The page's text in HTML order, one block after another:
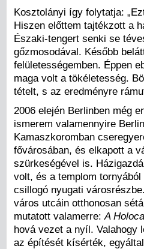
Kosztolányi így folytatja:
Hiszen előttem tajtékzott a
Északi-tengert senki se
gőzmosodával. Később
felületességemben. Éppen
maga volt a tökéletesség.
tételt, s az eredményre
2006 elején Berlinben még
ismerem valamennyire
Kamaszkoromban
fővárosában, és elkapott a
szürkeségével is.
volt, és a templom
csillogó nyugati
város utcáin otthonosan
mutatott valamerre: A
hová vezet a nyíl. Valahogy
az építését kísérték,